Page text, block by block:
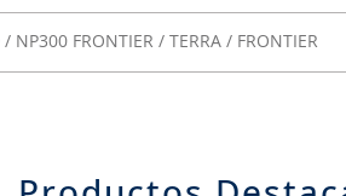
NP300 FRONTIER / TERRA / FRONTIER